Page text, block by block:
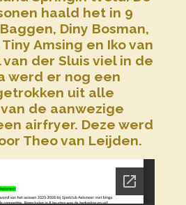
haald het in 9
Diny Bosman,
Amsing en Iko van
van der Sluis viel in de
werd er nog een
uit alle
de aanwezige
airfryer. Deze werd
Theo van Leijden.